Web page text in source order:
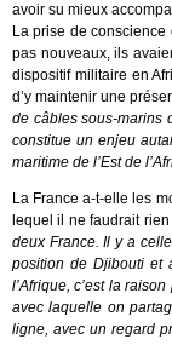
avoir su mieux
La prise de
pas nouveaux, ils
dispositif militaire en
d’y maintenir une
de câbles sous-marins
constitue un enjeu
maritime de l’Est de
La France a-t-elle les
lequel il ne faudrait
deux France. Il y a
position de Djibouti et
l’Afrique, c’est la
avec laquelle on
ligne, avec un regard